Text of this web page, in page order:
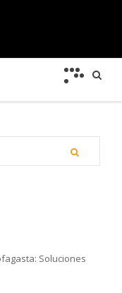
Soluciones